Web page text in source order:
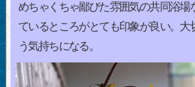
めちゃくちゃ鄙びた雰囲気の共同浴場
ているところがとても印象が良い。大
う気持ちになる。